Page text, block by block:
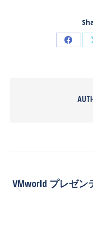
Share
NAVIGATION
VMworld プレゼ